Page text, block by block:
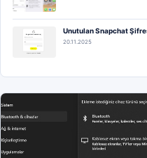
Unutulan Snapchat
20.11.2025